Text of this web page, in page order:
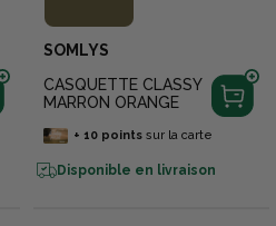
SOMLYS
CASQUETTE CLASSY
MARRON ORANGE
+ 10pointssur la carte
Disponible en livraison